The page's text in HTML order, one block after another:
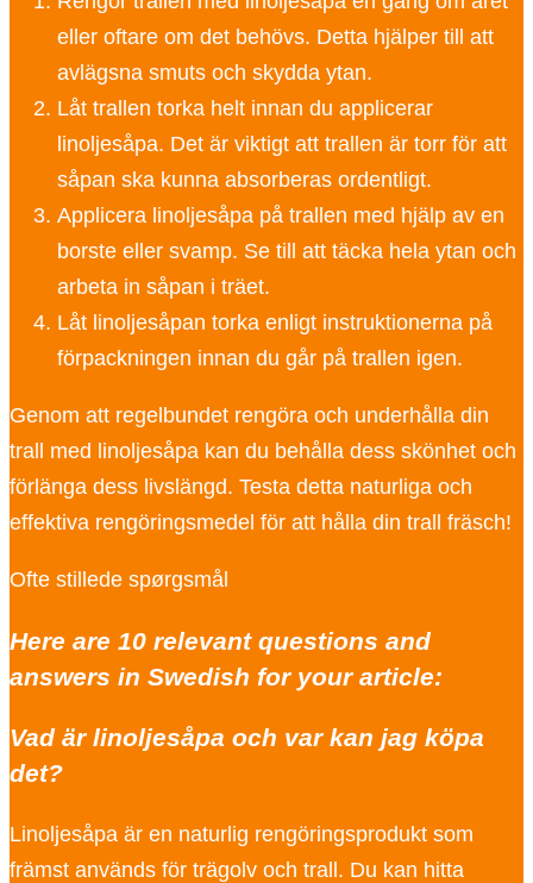
eller oftare om det behövs. Detta hjälper till att
avlägsna smuts och skydda ytan.
Låt trallen torka helt innan du applicerar
linoljesåpa. Det är viktigt att trallen är torr för att
såpan ska kunna absorberas ordentligt.
Applicera linoljesåpa på trallen med hjälp av en
borste eller svamp. Se till att täcka hela ytan och
arbeta in såpan i träet.
Låt linoljesåpan torka enligt instruktionerna på
förpackningen innan du går på trallen igen.
Genom att regelbundet rengöra och underhålla din
trall med linoljesåpa kan du behålla dess skönhet och
förlänga dess livslängd. Testa detta naturliga och
effektiva rengöringsmedel för att hålla din trall fräsch!
Ofte stillede spørgsmål
Here are 10 relevant questions and
answers in Swedish for your article:
Vad är linoljesåpa och var kan jag köpa
det?
Linoljesåpa är en naturlig rengöringsprodukt som
främst används för trägolv och trall. Du kan hitta